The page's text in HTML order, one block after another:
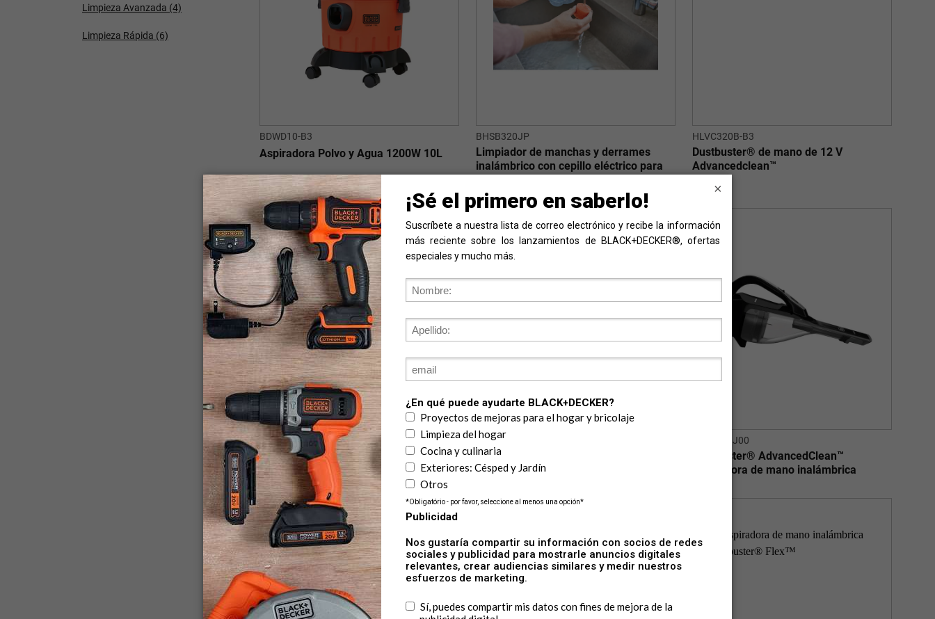
Limpieza Avanzada (4)
Limpieza Rápida (6)
BDWD10-B3
Aspiradora Polvo y Agua 1200W 10L
BHSB320JP
Limpiador de manchas y derrames
inalámbrico con cepillo eléctrico para
HLVC320B-B3
Dustbuster® de mano de 12 V
Advancedclean™
BCHV001D1-B3
Aspirador de mano inalámbrico
Dustbuster de 20 V MAX
HNVC220BCZ01
Dustbuster® QuickClean™ Aspiradora
de mano inalámbrica
HLVA320J00
Dustbuster® AdvancedClean™
Aspiradora de mano inalámbrica
×